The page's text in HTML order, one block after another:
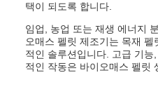
택이 되도록 합니다.
임업, 농업 또는 재생 에너지
오매스 펠릿 제조기는 목재
적인 솔루션입니다. 고급 기
적인 작동은 바이오매스 펠릿